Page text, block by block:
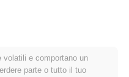
di Heco-Peg USDCHECO
volatili e comportano un
parte o tutto il tuo